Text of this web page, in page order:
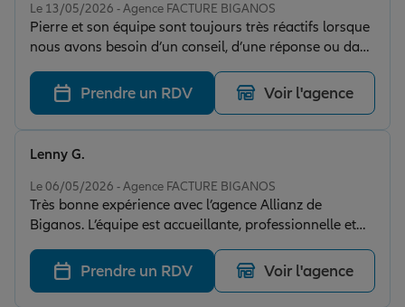
Le 13/05/2026 - Agence FACTURE BIGANOS
Pierre et son équipe sont toujours très réactifs lorsque
nous avons besoin d’un conseil, d’une réponse ou dans
la gestion d’un dossier Je recommande vivement !
Prendre un RDV Voir l'agence
Le 06/05/2026 - Agence FACTURE BIGANOS
Très bonne expérience avec l’agence Allianz de
Biganos. L’équipe est accueillante, professionnelle et
surtout à l’écoute de mes besoins.On sent qu’il y a un
vrai suivi et une volonté d’accompagner le client dans
la durée. Je recommande sans hésiter
Lenny G.
Prendre un RDV Voir l'agence